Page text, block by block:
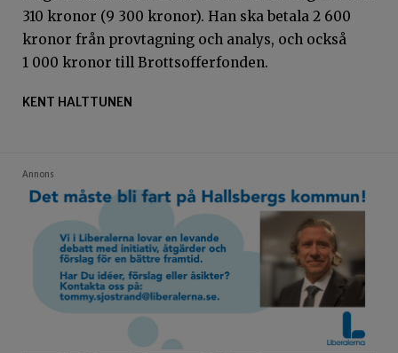
310 kronor (9 300 kronor). Han ska betala 2 600
kronor från provtagning och analys, och också
1 000 kronor till Brottsofferfonden.
KENT HALTTUNEN
Annons